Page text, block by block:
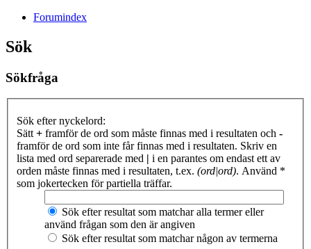
Forumindex
Sök
Sökfråga
Sök efter nyckelord:
Sätt + framför de ord som måste finnas med i resultaten och -
framför de ord som inte får finnas med i resultaten. Skriv en
lista med ord separerade med | i en parantes om endast ett av
orden måste finnas med i resultaten, t.ex. (ord|ord). Använd *
som jokertecken för partiella träffar.
Sök efter resultat som matchar alla termer eller
använd frågan som den är angiven
Sök efter resultat som matchar någon av termerna